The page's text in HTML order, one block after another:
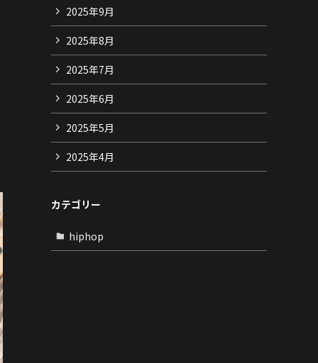
2025年9月
2025年8月
2025年7月
2025年6月
2025年5月
2025年4月
カテゴリー
hiphop